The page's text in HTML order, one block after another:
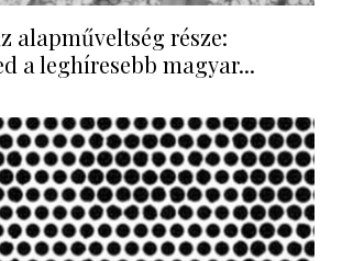
alapműveltség része:
a leghíresebb magyar...